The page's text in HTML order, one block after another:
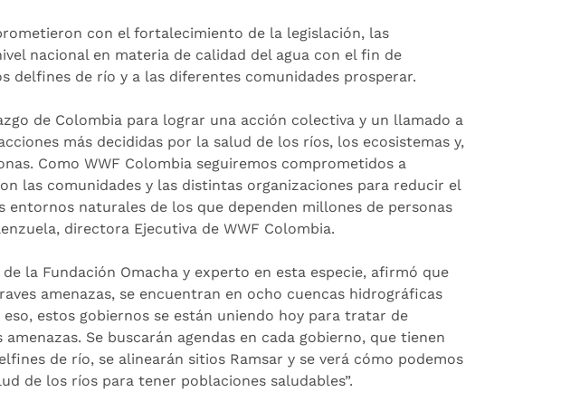
con el fortalecimiento de la legislación, las
nacional en materia de calidad del agua con el fin de
delfines de río y a las diferentes comunidades prosperar.
de Colombia para lograr una acción colectiva y un llamado a
más decididas por la salud de los ríos, los ecosistemas y,
Como WWF Colombia seguiremos comprometidos a
las comunidades y las distintas organizaciones para reducir el
entornos naturales de los que dependen millones de personas
directora Ejecutiva de WWF Colombia.
la Fundación Omacha y experto en esta especie, afirmó que
amenazas, se encuentran en ocho cuencas hidrográficas
estos gobiernos se están uniendo hoy para tratar de
Se buscarán agendas en cada gobierno, que tienen
de río, se alinearán sitios Ramsar y se verá cómo podemos
de los ríos para tener poblaciones saludables”.